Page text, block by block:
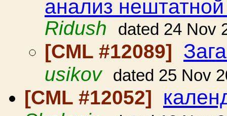
анализ
Ridush
dated 24 Nov
[CML #12089]
usikov dated 25 Nov
[CML #12052]